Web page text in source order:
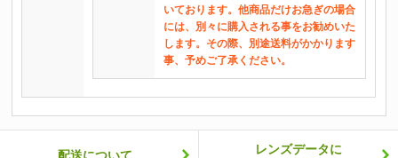
いております。他商品だけお急ぎの場合
には、別々に購入される事をお勧めいた
します。その際、別途送料がかかります
事、予めご了承ください。
配送について
レンズデータに